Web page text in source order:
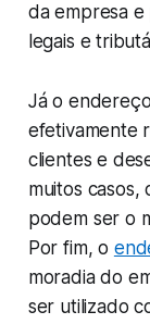
da empresa
legais e
Já o
efetivamente
clientes e
muitos casos,
podem ser o
Por fim, o
moradia do
ser utilizado